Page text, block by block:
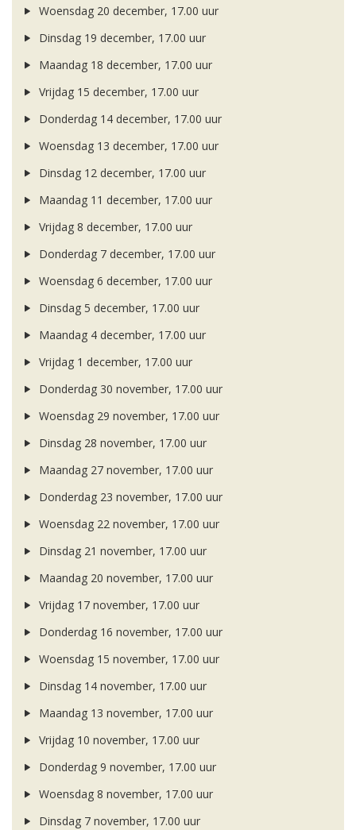
Woensdag 20 december, 17.00 uur
Dinsdag 19 december, 17.00 uur
Maandag 18 december, 17.00 uur
Vrijdag 15 december, 17.00 uur
Donderdag 14 december, 17.00 uur
Woensdag 13 december, 17.00 uur
Dinsdag 12 december, 17.00 uur
Maandag 11 december, 17.00 uur
Vrijdag 8 december, 17.00 uur
Donderdag 7 december, 17.00 uur
Woensdag 6 december, 17.00 uur
Dinsdag 5 december, 17.00 uur
Maandag 4 december, 17.00 uur
Vrijdag 1 december, 17.00 uur
Donderdag 30 november, 17.00 uur
Woensdag 29 november, 17.00 uur
Dinsdag 28 november, 17.00 uur
Maandag 27 november, 17.00 uur
Donderdag 23 november, 17.00 uur
Woensdag 22 november, 17.00 uur
Dinsdag 21 november, 17.00 uur
Maandag 20 november, 17.00 uur
Vrijdag 17 november, 17.00 uur
Donderdag 16 november, 17.00 uur
Woensdag 15 november, 17.00 uur
Dinsdag 14 november, 17.00 uur
Maandag 13 november, 17.00 uur
Vrijdag 10 november, 17.00 uur
Donderdag 9 november, 17.00 uur
Woensdag 8 november, 17.00 uur
Dinsdag 7 november, 17.00 uur